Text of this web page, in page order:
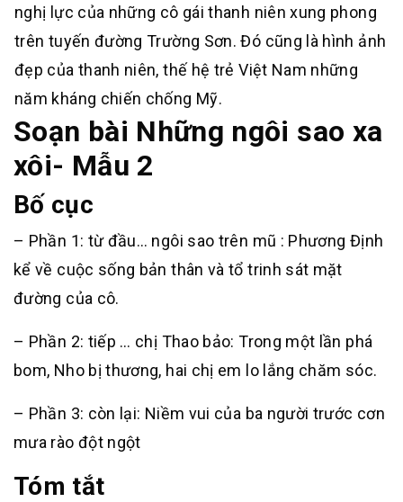
nghị lực của những cô gái thanh niên xung phong
trên tuyến đường Trường Sơn. Đó cũng là hình ảnh
đẹp của thanh niên, thế hệ trẻ Việt Nam những
năm kháng chiến chống Mỹ.
Soạn bài Những ngôi sao xa
xôi- Mẫu 2
Bố cục
– Phần 1: từ đầu… ngôi sao trên mũ : Phương Định
kể về cuộc sống bản thân và tổ trinh sát mặt
đường của cô.
– Phần 2: tiếp … chị Thao bảo: Trong một lần phá
bom, Nho bị thương, hai chị em lo lắng chăm sóc.
– Phần 3: còn lại: Niềm vui của ba người trước cơn
mưa rào đột ngột
Tóm tắt